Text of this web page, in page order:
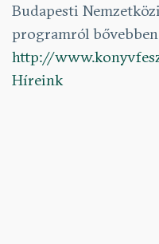
Budapesti
programról
http://
Híreink